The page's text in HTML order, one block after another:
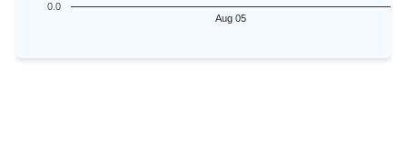
Aug 05
0.0